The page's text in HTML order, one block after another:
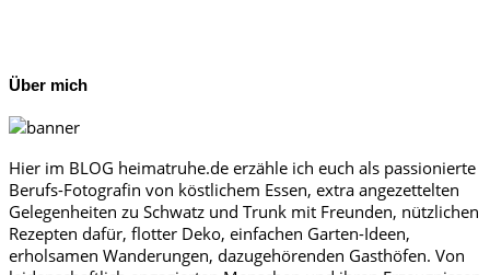
Über mich
Hier im BLOG heimatruhe.de erzähle ich euch als passionierte
Berufs-Fotografin von köstlichem Essen, extra angezettelten
Gelegenheiten zu Schwatz und Trunk mit Freunden, nützlichen
Rezepten dafür, flotter Deko, einfachen Garten-Ideen,
erholsamen Wanderungen, dazugehörenden Gasthöfen. Von